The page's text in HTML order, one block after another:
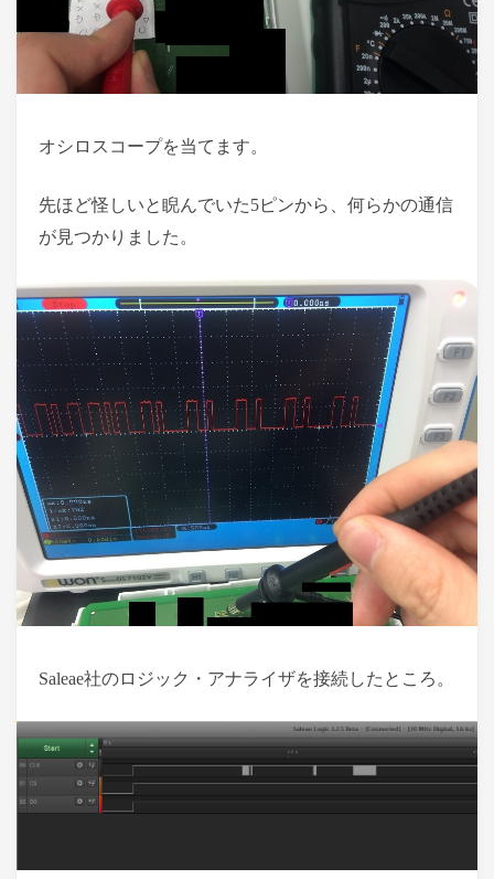
オシロスコープを当てます。
先ほど怪しいと睨んでいた5ピンから、何らかの通信
が見つかりました。
Saleae社のロジック・アナライザを接続したところ。